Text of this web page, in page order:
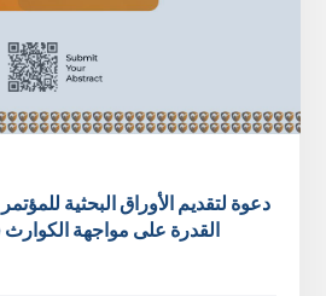
دعوة لتقديم الأوراق البحثية